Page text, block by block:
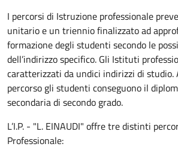
I percorsi di Istruzione professionale
unitario e un triennio finalizzato ad
formazione degli studenti secondo le
dell’indirizzo specifico. Gli Istituti
caratterizzati da undici indirizzi di studio.
percorso gli studenti conseguono il
secondaria di secondo grado.
L’I.P. - "L. EINAUDI" offre tre distinti
Professionale: